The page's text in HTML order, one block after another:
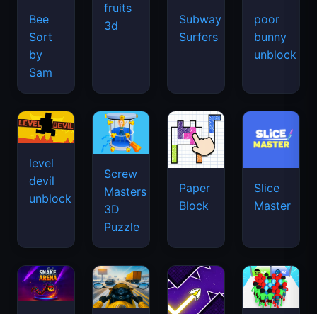
Bee
Sort
by
Sam
fruits
3d
Subway
Surfers
poor
bunny
unblock
level
devil
unblock
Screw
Masters
3D
Puzzle
Paper
Block
Slice
Master